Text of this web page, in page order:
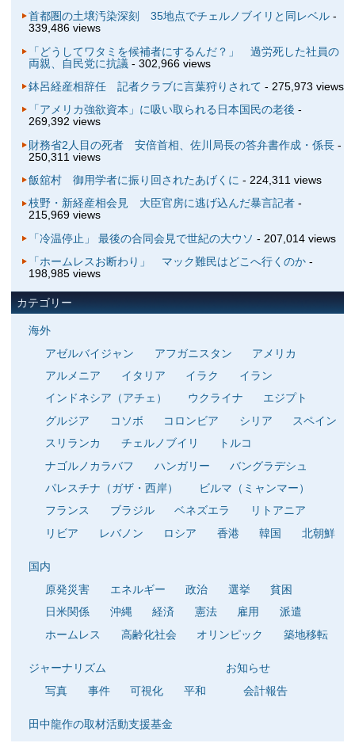
首都圏の土壌汚染深刻 35地点でチェルノブイリと同レベル-
339,486 views
「どうしてワタミを候補者にするんだ？」 過労死した社員の
両親、自民党に抗議 - 302,966 views
鉢呂経産相辞任 記者クラブに言葉狩りされて - 275,973 views
「アメリカ強欲資本」に吸い取られる日本国民の老後 -
269,392 views
財務省2人目の死者 安倍首相、佐川局長の答弁書作成・係長-
250,311 views
飯舘村 御用学者に振り回されたあげくに - 224,311 views
枝野・新経産相会見 大臣官房に逃げ込んだ暴言記者-
215,969 views
「冷温停止」 最後の合同会見で世紀の大ウソ - 207,014 views
「ホームレスお断わり」 マック難民はどこへ行くのか-
198,985 views
カテゴリー
海外
アゼルバイジャン
アフガニスタン
アメリカ
アルメニア
イタリア イラク
イラン
インドネシア（アチェ）
ウクライナ
エジプト
グルジア
コソボ コロンビア シリア
スペイン
スリランカ
チェルノブイリ
トルコ
ナゴルノカラバフ
ハンガリー
バングラデシュ
パレスチナ（ガザ・西岸）
ビルマ（ミャンマー）
フランス
ブラジル ベネズエラ
リトアニア
リビア
レバノン ロシア 香港 韓国 北朝鮮
国内
原発災害
エネルギー 政治 選挙
貧困
日米関係
沖縄 経済 憲法 雇用
派遣
ホームレス
高齢化社会 オリンピック 築地移転
ジャーナリズム
写真
事件 可視化 平和
お知らせ
会計報告
田中龍作の取材活動支援基金